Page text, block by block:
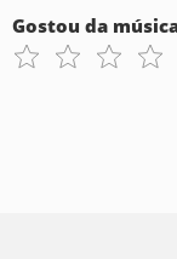
Gostou da